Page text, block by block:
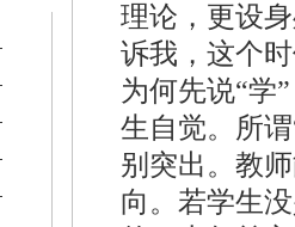
理论，更设
诉我，这个
为何先说“学
生自觉。所
别突出。教
向。若学生